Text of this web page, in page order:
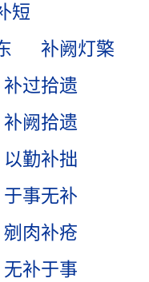
短
补阙灯檠
补过拾遗
补阙拾遗
以勤补拙
于事无补
剜肉补疮
无补于事